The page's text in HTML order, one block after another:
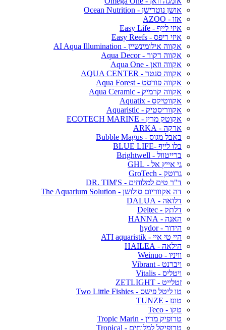
אושן נוטרישן - Ocean Nutrition
אזו - AZOO
איזי לייף - Easy Life
איזי ריפס - Easy Reefs
אקווה אילומינשיין - AI Aqua Illumination
אקווה דקור - Aqua Decor
אקווה וואן - Aqua One
אקווה סנטר - AQUA CENTER
אקווה פורסט - Aqua Forest
אקווה קרמיק - Aqua Ceramic
אקווטיקס - Aquatix
אקווריסטיק - Aquaristic
אקוטק מרין - ECOTECH MARINE
ארקה - ARKA
באבל מגוס - Bubble Magus
בלו לייף -BLUE LIFE
ברייטוול - Brightwell
גי אייץ אל - GHL
גרוטק - GroTech
ד"ר טים למלוחים - DR. TIM'S
דה אקווריום סולושן - The Aquarium Solution
דלואה - DALUA
דלתק - Deltec
האנה - HANNA
הידור - hydor
היי טי איי - ATI aquaristik
הילאה - HAILEA
וויניו - Weinuo
ויברנט - Vibrant
ויטליס - Vitalis
זטלייט - ZETLIGHT
טו ליטל פישס - Two Little Fishies
טונז - TUNZE
טקו - Teco
טרופיק מרין - Tropic Marin
טרופיקל למלוחים - Tropical